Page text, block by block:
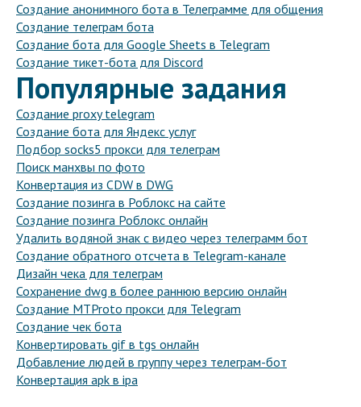
Создание анонимного бота в Телеграмме для общения
Создание телеграм бота
Создание бота для Google Sheets в Telegram
Создание тикет-бота для Discord
Популярные задания
Создание proxy telegram
Создание бота для Яндекс услуг
Подбор socks5 прокси для телеграм
Поиск манхвы по фото
Конвертация из CDW в DWG
Создание позинга в Роблокс на сайте
Создание позинга Роблокс онлайн
Удалить водяной знак с видео через телеграмм бот
Создание обратного отсчета в Telegram-канале
Дизайн чека для телеграм
Сохранение dwg в более раннюю версию онлайн
Создание MTProto прокси для Telegram
Создание чек бота
Конвертировать gif в tgs онлайн
Добавление людей в группу через телеграм-бот
Конвертация apk в ipa